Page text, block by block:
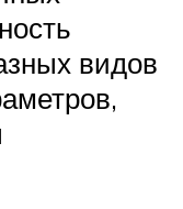
видов